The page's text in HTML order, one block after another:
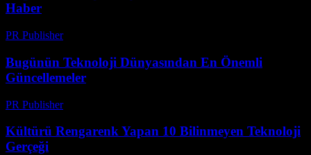
Haber
PR Publisher-
Bugünün Teknoloji Dünyasından En Önemli
Güncellemeler
PR Publisher-
Kültürü Rengarenk Yapan 10 Bilinmeyen Teknoloji
Gerçeği